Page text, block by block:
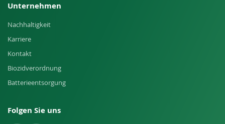
Unternehmen
Nachhaltigkeit
Karriere
Kontakt
Biozidverordnung
Batterieentsorgung
Folgen Sie uns